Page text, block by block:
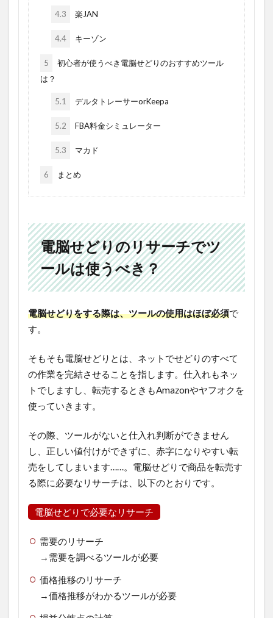
4.3 楽JAN
4.4 キーゾン
5
初心者が使うべき電脳せどりのおすすめツール
は？
5.1 デルタトレーサーorKeepa
5.2 FBA料金シミュレーター
5.3 マカド
6 まとめ
電脳せどりのリサーチでツ
ールは使うべき？
電脳せどりをする際は、ツールの使用はほぼ必須で
す。
そもそも電脳せどりとは、ネットでせどりのすべて
の作業を完結させることを指します。仕入れもネッ
トでしますし、転売するときもAmazonやヤフオクを
使っていきます。
その際、ツールがないと仕入れ判断ができません
し、正しい値付けができずに、赤字になりやすい転
売をしてしまいます……。電脳せどりで商品を転売す
る際に必要なリサーチは、以下のとおりです。
電脳せどりで必要なリサーチ
需要のリサーチ
→需要を調べるツールが必要
価格推移のリサーチ
→価格推移がわかるツールが必要